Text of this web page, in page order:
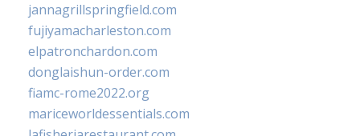
jannagrillspringfield.com
fujiyamacharleston.com
elpatronchardon.com
donglaishun-order.com
fiamc-rome2022.org
mariceworldessentials.com